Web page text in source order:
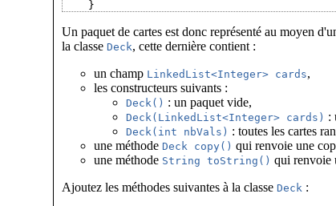
Un paquet de cartes est donc représenté au moyen
la classeDeck, cette dernière contient :
un champ LinkedList<Integer> cards,
les constructeurs suivants :
Deck() : un paquet vide,
Deck(LinkedList<Integer> cards) :
Deck(int nbVals) : toutes les cartes
une méthodeDeck copy() qui renvoie une
une méthode String toString() qui renvoie
Ajoutez les méthodes suivantes à la classeDeck :